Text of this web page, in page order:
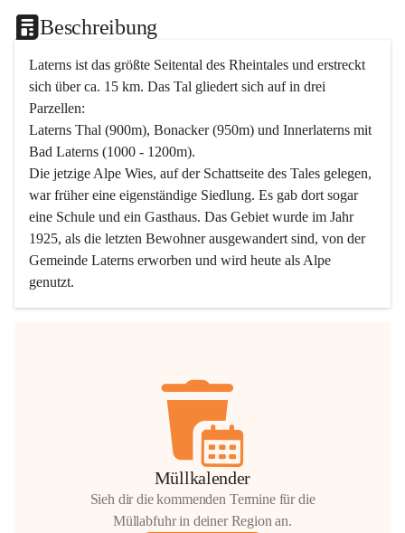
Beschreibung
Laterns ist das größte Seitental des Rheintales und erstreckt
sich über ca. 15 km. Das Tal gliedert sich auf in drei
Parzellen:
Laterns Thal (900m), Bonacker (950m) und Innerlaterns mit
Bad Laterns (1000 - 1200m).
Die jetzige Alpe Wies, auf der Schattseite des Tales gelegen,
war früher eine eigenständige Siedlung. Es gab dort sogar
eine Schule und ein Gasthaus. Das Gebiet wurde im Jahr
1925, als die letzten Bewohner ausgewandert sind, von der
Gemeinde Laterns erworben und wird heute als Alpe
genutzt.
Müllkalender
Sieh dir die kommenden Termine für die
Müllabfuhr in deiner Region an.